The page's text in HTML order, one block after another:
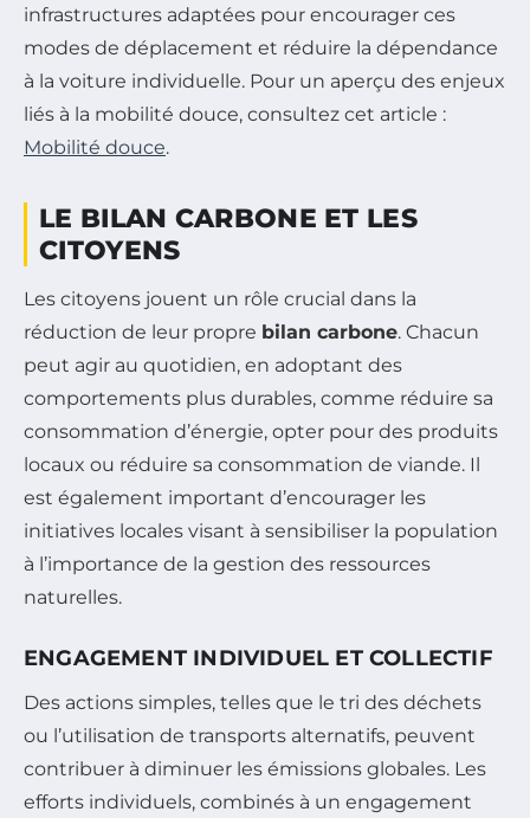
infrastructures adaptées pour encourager ces
modes de déplacement et réduire la dépendance
à la voiture individuelle. Pour un aperçu des enjeux
liés à la mobilité douce, consultez cet article :
Mobilité douce.
LE BILAN CARBONE ET LES
CITOYENS
Les citoyens jouent un rôle crucial dans la
réduction de leur propre bilan carbone. Chacun
peut agir au quotidien, en adoptant des
comportements plus durables, comme réduire sa
consommation d’énergie, opter pour des produits
locaux ou réduire sa consommation de viande. Il
est également important d’encourager les
initiatives locales visant à sensibiliser la population
à l’importance de la gestion des ressources
naturelles.
ENGAGEMENT INDIVIDUEL ET COLLECTIF
Des actions simples, telles que le tri des déchets
ou l’utilisation de transports alternatifs, peuvent
contribuer à diminuer les émissions globales. Les
efforts individuels, combinés à un engagement